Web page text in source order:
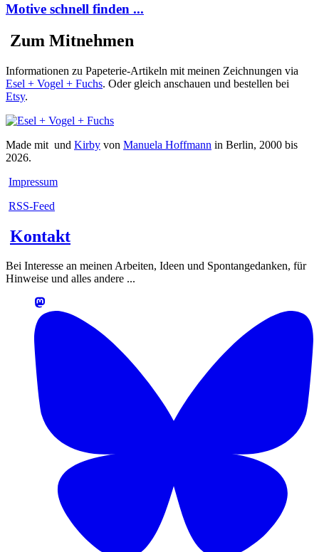
Motive schnell finden ...
Zum Mitnehmen
Informationen zu Papeterie-Artikeln mit meinen Zeichnungen via
Esel + Vogel + Fuchs. Oder gleich anschauen und bestellen bei
Etsy.
Made mit und Kirby von Manuela Hoffmann in Berlin, 2000 bis
2026.
Impressum
RSS-Feed
Kontakt
Bei Interesse an meinen Arbeiten, Ideen und Spontangedanken, für
Hinweise und alles andere ...